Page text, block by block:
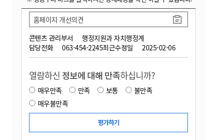
콘텐츠 관리부서
행정지원과 자치행정계
담당전화
063-454-2245최근수정일 2025-02-06
홈페이지 개선의견
열람하신 정보에 대해 만족하십니까?
매우만족 만족 보통
불만족
매우불만족